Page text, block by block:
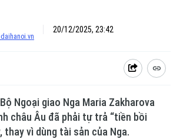
20/12/2025, 23:42
Ngoại giao Nga Maria Zakharova
châu Âu đã phải tự trả “tiền bồi
thay vì dùng tài sản của Nga.